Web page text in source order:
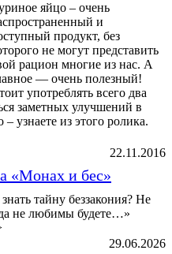
яйцо – очень
и
продукт, без
не могут представить
рацион многие из нас. А
— очень полезный!
употреблять всего два
заметных улучшений в
узнаете из этого ролика.
22.11.2016
«Монах и бес»
тайну беззакония? Не
не любимы будете…»
29.06.2026